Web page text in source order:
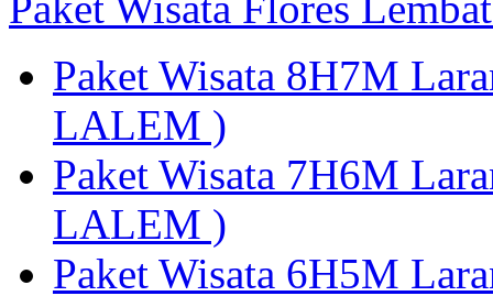
Paket Wisata 8H7M
LALEM )
Paket Wisata 7H6M
LALEM )
Paket Wisata 6H5M